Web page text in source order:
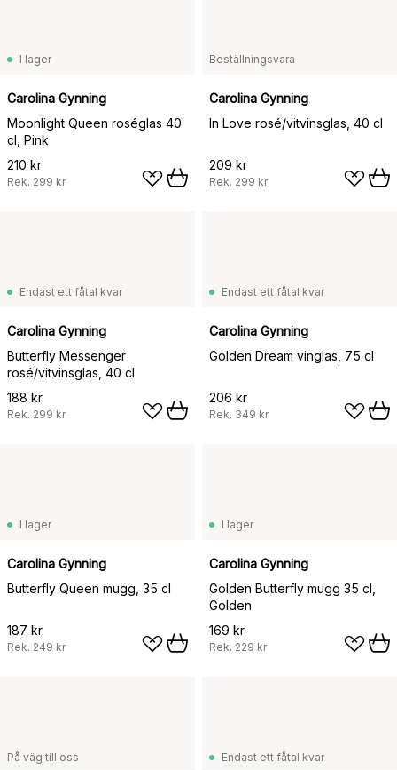
I lager
Carolina Gynning
Moonlight Queen roséglas 40
cl, Pink
210 kr
Rek. 299 kr
Beställningsvara
Carolina Gynning
In Love rosé/vitvinsglas, 40 cl
209 kr
Rek. 299 kr
Endast ett fåtal kvar
Carolina Gynning
Butterfly Messenger
rosé/vitvinsglas, 40 cl
188 kr
Rek. 299 kr
Endast ett fåtal kvar
Carolina Gynning
Golden Dream vinglas, 75 cl
206 kr
Rek. 349 kr
I lager
Carolina Gynning
Butterfly Queen mugg, 35 cl
187 kr
Rek. 249 kr
I lager
Carolina Gynning
Golden Butterfly mugg 35 cl,
Golden
169 kr
Rek. 229 kr
På väg till oss Endast ett fåtal kvar